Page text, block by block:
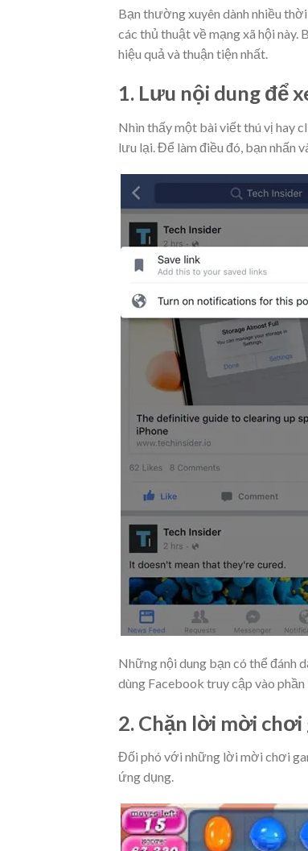
Bạn thường xuyên dành nhiều
các thủ thuật về mạng xã hội này.
hiệu quả và thuận tiện nhất.
1. Lưu nội dung để
Nhìn thấy một bài viết thú vị hay
lưu lại. Để làm điều đó, bạn nhấn
Những nội dung bạn có thể đánh
dùng Facebook truy cập vào phần
2. Chặn lời mời chơi
Đối phó với những lời mời chơi
ứng dụng.